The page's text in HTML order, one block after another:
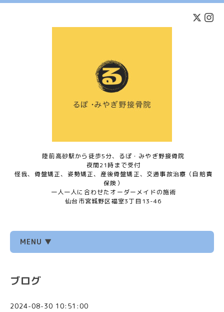
陸前高砂駅から徒歩5分、るぽ・みやぎ野接骨院
夜間21時まで受付
怪我、骨盤矯正、姿勢矯正、産後骨盤矯正、交通事故治療（自賠責
保険）
一人一人に合わせたオーダーメイドの施術
仙台市宮城野区福室3丁目13-46
MENU ▼
ブログ
2024-08-30 10:51:00